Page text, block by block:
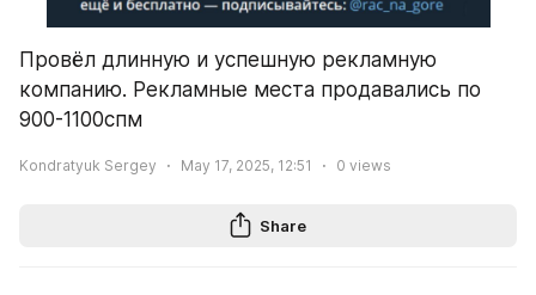
Провёл длинную и успешную рекламную
компанию. Рекламные места продавались по
900-1100спм
Kondratyuk Sergey May 17, 2025, 12:51 0 views
Share